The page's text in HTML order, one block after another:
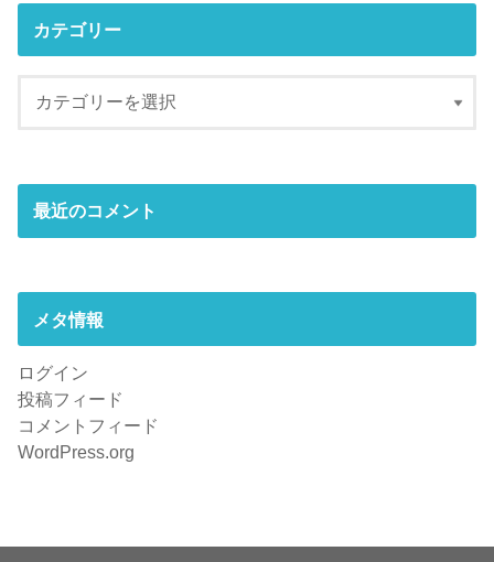
カテゴリー
最近のコメント
メタ情報
ログイン
投稿フィード
コメントフィード
WordPress.org